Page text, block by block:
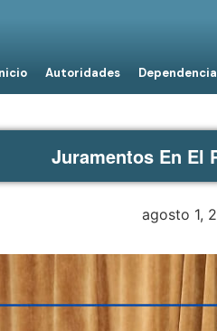
Autoridades
Juramentos En El
agosto 1,